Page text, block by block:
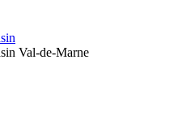
Val-de-Marne